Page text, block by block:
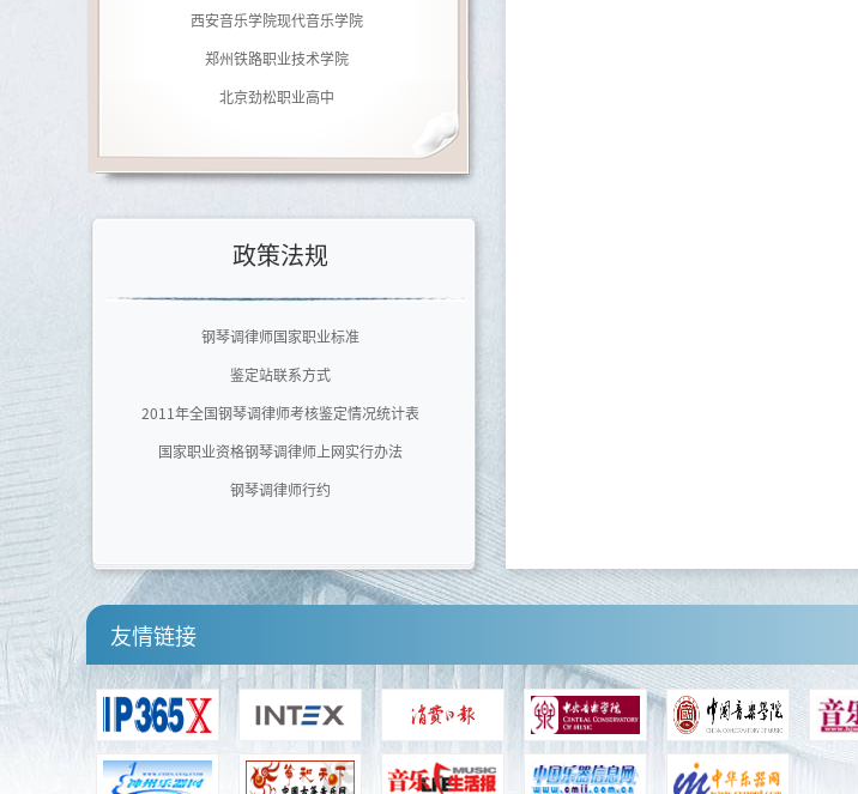
西安音乐学院现代音乐学院
郑州铁路职业技术学院
北京劲松职业高中
南京师范大学音乐学院
泉州师范学院艺术学院
政策法规
钢琴调律师国家职业标准
鉴定站联系方式
2011年全国钢琴调律师考核鉴定情况统计表
国家职业资格钢琴调律师上网实行办法
钢琴调律师行约
友情链接